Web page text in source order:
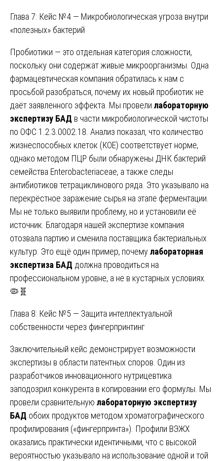
Глава 7: Кейс №4 — Микробиологическая угроза внутри
«полезных» бактерий
Пробиотики — это отдельная категория сложности,
поскольку они содержат живые микроорганизмы. Одна
фармацевтическая компания обратилась к нам с
просьбой разобраться, почему их новый пробиотик не
даёт заявленного эффекта. Мы провели лабораторную
экспертизу БАД в части микробиологической чистоты
по ОФС 1.2.3.0002.18. Анализ показал, что количество
жизнеспособных клеток (КОЕ) соответствует норме,
однако методом ПЦР были обнаружены ДНК бактерий
семейства Enterobacteriaceae, а также следы
антибиотиков тетрациклинового ряда. Это указывало на
перекрёстное заражение сырья на этапе ферментации.
Мы не только выявили проблему, но и установили её
источник. Благодаря нашей экспертизе компания
отозвала партию и сменила поставщика бактериальных
культур. Это ещё один пример, почему лабораторная
экспертиза БАД должна проводиться на
профессиональном уровне, а не в кустарных условиях.
🦠🧬
Глава 8: Кейс №5 — Защита интеллектуальной
собственности через фингерпринтинг
Заключительный кейс демонстрирует возможности
экспертизы в области патентных споров. Один из
разработчиков инновационного нутрицевтика
заподозрил конкурента в копировании его формулы. Мы
провели сравнительную лабораторную экспертизу
БАД обоих продуктов методом хроматографического
профилирования («фингерпринта»). Профили ВЭЖХ
оказались практически идентичными, что с высокой
вероятностью указывало на использование одной и той